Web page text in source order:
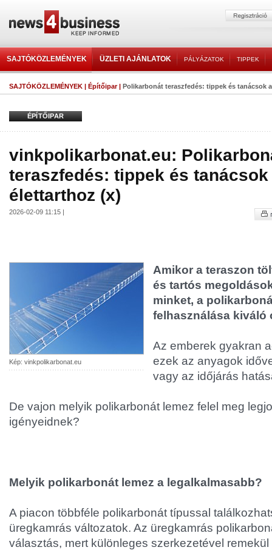
SAJTÓKÖZLEMÉNYEK ÜZLETI AJÁNLATOK PÁLYÁZATOK TIPPEK
SAJTÓKÖZLEMÉNYEK | Építőipar| Polikarbonát teraszfedés: tippek és tanácsok
ÉPÍTŐIPAR
vinkpolikarbonat.eu:
teraszfedés: tippek és
élettarthoz (x)
2026-02-09 11:15 |
Kép: vinkpolikarbonat.eu
Amikor a teraszon
és tartós
minket, a
felhasználása kiváló
Az emberek gyakran
ezek az anyagok
vagy az időjárás
De vajon melyik polikarbonát lemez felel meg
igényeidnek?
Melyik polikarbonát lemez a legalkalmasabb?
A piacon többféle polikarbonát típussal
üregkamrás változatok. Az üregkamrás
választás, mert különleges szerkezetével